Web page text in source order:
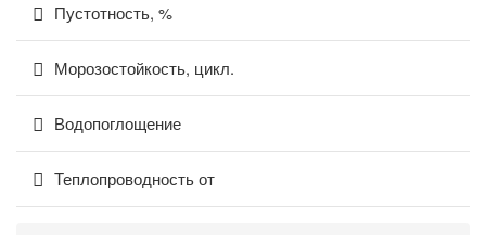
Пустотность, %
Морозостойкость, цикл.
Водопоглощение
Теплопроводность от